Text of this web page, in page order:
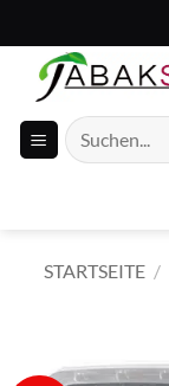
Inhalt
springen
Suche
nach:
STARTSEITE /